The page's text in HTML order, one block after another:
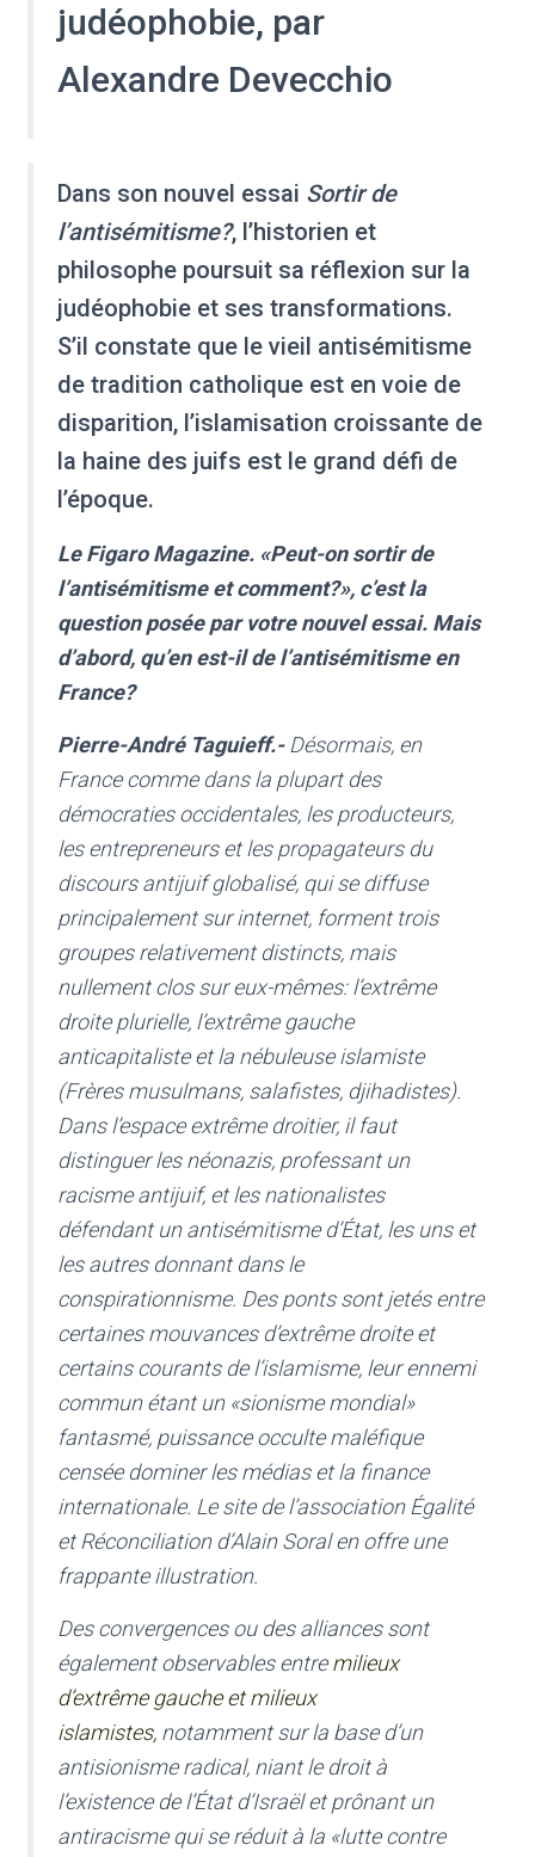
judéophobie, par
Alexandre Devecchio
Dans son nouvel essai Sortir de
l’antisémitisme?, l’historien et
philosophe poursuit sa réflexion sur la
judéophobie et ses transformations.
S’il constate que le vieil antisémitisme
de tradition catholique est en voie de
disparition, l’islamisation croissante de
la haine des juifs est le grand défi de
l’époque.
Le Figaro Magazine. «Peut-on sortir de
l’antisémitisme et comment?», c’est la
question posée par votre nouvel essai. Mais
d’abord, qu’en est-il de l’antisémitisme en
France?
Pierre-André Taguieff.-Désormais, en
France comme dans la plupart des
démocraties occidentales, les producteurs,
les entrepreneurs et les propagateurs du
discours antijuif globalisé, qui se diffuse
principalement sur internet, forment trois
groupes relativement distincts, mais
nullement clos sur eux-mêmes: l’extrême
droite plurielle, l’extrême gauche
anticapitaliste et la nébuleuse islamiste
(Frères musulmans, salafistes, djihadistes).
Dans l’espace extrême droitier, il faut
distinguer les néonazis, professant un
racisme antijuif, et les nationalistes
défendant un antisémitisme d’État, les uns et
les autres donnant dans le
conspirationnisme. Des ponts sont jetés entre
certaines mouvances d’extrême droite et
certains courants de l’islamisme, leur ennemi
commun étant un «sionisme mondial»
fantasmé, puissance occulte maléfique
censée dominer les médias et la finance
internationale. Le site de l’association Égalité
et Réconciliation d’Alain Soral en offre une
frappante illustration.
Des convergences ou des alliances sont
également observables entremilieux
d’extrême gauche et milieux
islamistes, notamment sur la base d’un
antisionisme radical, niant le droit à
l’existence de l’État d’Israël et prônant un
antiracisme qui se réduit à la «lutte contre